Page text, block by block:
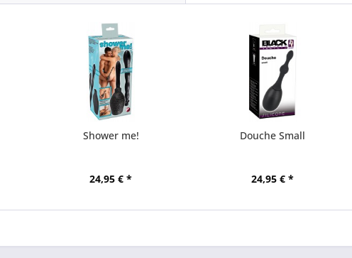
Shower me!
24,95 € *
Douche Small
24,95 € *